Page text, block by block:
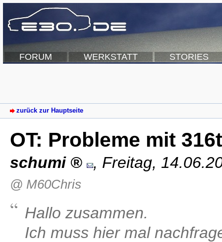
FORUM WERKSTATT STORIES
zurück zur Hauptseite
OT: Probleme mit
schumi , Freitag,
@ M60Chris
Hallo zusammen.
Ich muss hier mal